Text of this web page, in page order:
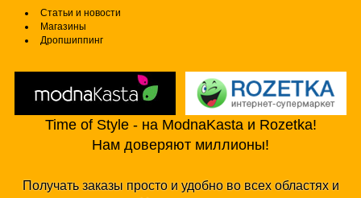
Статьи и новости
Магазины
Дропшиппинг
Time of Style - на ModnaKasta и Rozetka!
Нам доверяют миллионы!
Получать заказы просто и удобно во всех областях и